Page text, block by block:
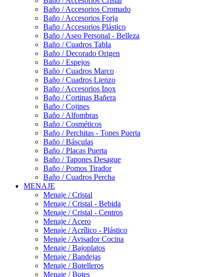
Baño / Accesorios Cromado
Baño / Accesorios Forja
Baño / Accesorios Plástico
Baño / Aseo Personal - Belleza
Baño / Cuadros Tabla
Baño / Decorado Origen
Baño / Espejos
Baño / Cuadros Marco
Baño / Cuadros Lienzo
Baño / Accesorios Inox
Baño / Cortinas Bañera
Baño / Cojines
Baño / Alfombras
Baño / Cosméticos
Baño / Perchitas - Topes Puerta
Baño / Básculas
Baño / Placas Puerta
Baño / Tapones Desague
Baño / Pomos Tirador
Baño / Cuadros Percha
MENAJE
Menaje / Cristal
Menaje / Cristal - Bebida
Menaje / Cristal - Centros
Menaje / Acero
Menaje / Acrílico - Plástico
Menaje / Avisador Cocina
Menaje / Bajoplatos
Menaje / Bandejas
Menaje / Botelleros
Menaje / Botes